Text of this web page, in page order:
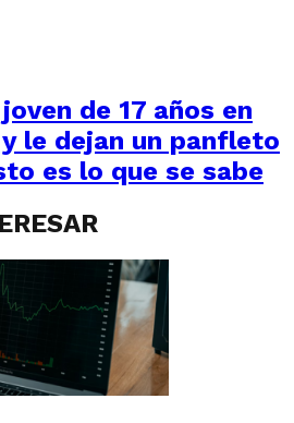
de 17 años en
le dejan un panfleto
es lo que se sabe